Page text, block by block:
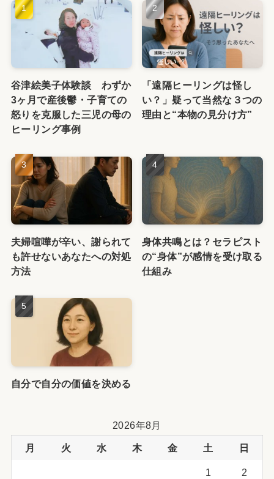
谷津絵美子体験談 わずか
3ヶ月で産後鬱・子育ての
怒りを克服した三児の母の
ヒーリング事例
「遠隔ヒーリングは怪し
い？」疑って当然な３つの
理由と“本物の見分け方”
夫婦喧嘩が辛い、謝られて
も許せないあなたへの対処
方法
身体共鳴とは？セラピスト
の“身体”が感情を受け取る
仕組み
自分で自分の価値を決める
2026年8月
月 火 水 木 金 土 日
1 2